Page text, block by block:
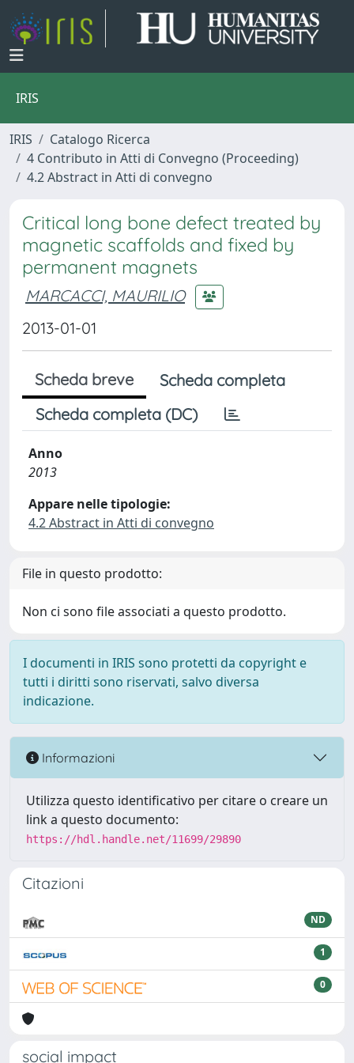
IRIS
IRIS
Catalogo Ricerca
4 Contributo in Atti di Convegno (Proceeding)
4.2 Abstract in Atti di convegno
Critical long bone defect treated by
magnetic scaffolds and fixed by
permanent magnets
MARCACCI, MAURILIO
2013-01-01
Scheda breve
Scheda completa
Scheda completa (DC)
Anno
2013
Appare nelle tipologie:
4.2 Abstract in Atti di convegno
File in questo prodotto:
Non ci sono file associati a questo prodotto.
I documenti in IRIS sono protetti da copyright e
tutti i diritti sono riservati, salvo diversa
indicazione.
Informazioni
Utilizza questo identificativo per citare o creare un
link a questo documento:
https://hdl.handle.net/11699/29890
Citazioni
ND
1
0
social impact